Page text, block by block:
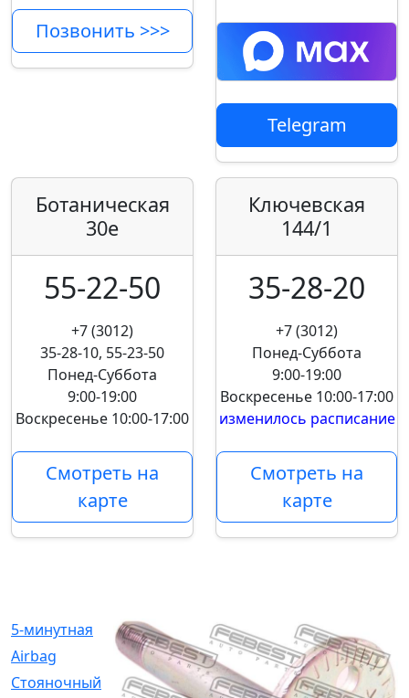
Позвонить >>>
Telegram
Ботаническая
30е
55-22-50
+7 (3012)
35-28-10, 55-23-50
Понед-Суббота
9:00-19:00
Воскресенье 10:00-17:00
Смотреть на
карте
Ключевская
144/1
35-28-20
+7 (3012)
Понед-Суббота
9:00-19:00
Воскресенье 10:00-17:00
изменилось расписание
Смотреть на
карте
5-минутная
Airbag
[18]
Cтояночный
[1]